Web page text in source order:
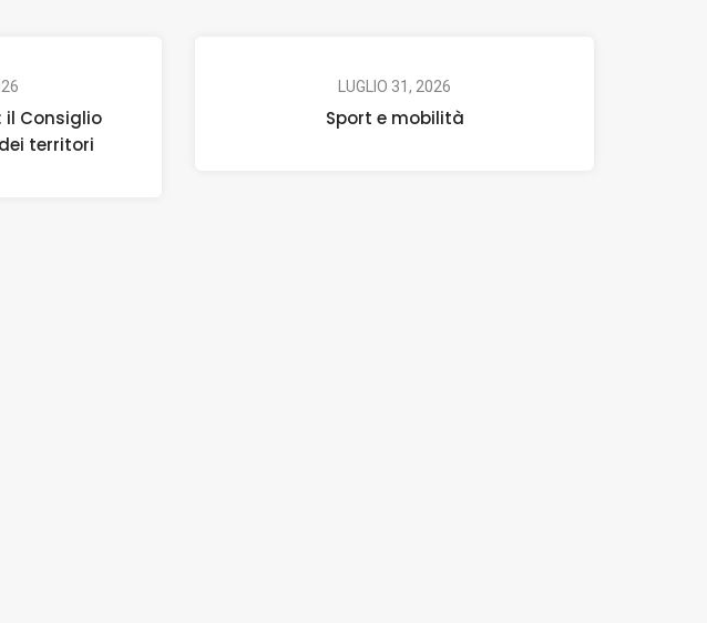
il Consiglio
territori
LUGLIO 31, 2026
Sport e mobilità